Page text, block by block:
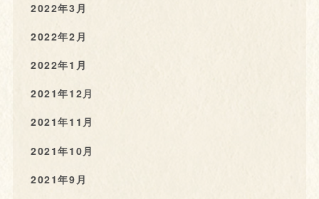
2022年3月
2022年2月
2022年1月
2021年12月
2021年11月
2021年10月
2021年9月